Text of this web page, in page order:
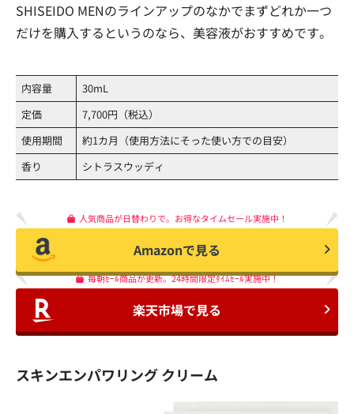
SHISEIDO MENのラインアップのなかでまずどれか一つ
だけを購入するというのなら、美容液がおすすめです。
内容量
30mL
定価
7,700円（税込）
使用期間
約1カ月（使用方法にそった使い方での目安）
香り
シトラスウッディ
人気商品が日替わりで。お得なタイムセール実施中！
Amazonで見る
毎朝ｾｰﾙ商品が更新。24時間限定ﾀｲﾑｾｰﾙ実施中！
楽天市場で見る
スキンエンパワリング クリーム